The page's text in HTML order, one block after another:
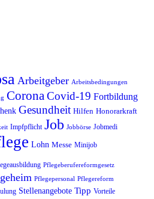
Arbeitgeber Arbeitsbedingungen
CoronaCovid-19 Fortbildung
Gesundheit Hilfen Honorarkraft
Impfpflicht Job Jobbörse Jobmedi
Lohn Messe Minijob
Pflegeberufereformgesetz
Pflegepersonal Pflegereform
Stellenangebote Tipp Vorteile